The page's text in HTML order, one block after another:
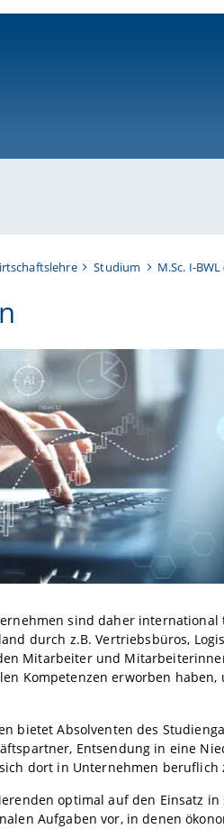
Studium M.Sc. I-
sind daher
durch z.B. Vertriebsbüros,
Mitarbeiter und
Kompetenzen erworben
bietet Absolventen des
Entsendung in eine
dort in Unternehmen beruflich
optimal auf den Einsatz
Aufgaben vor, in denen